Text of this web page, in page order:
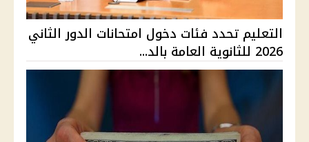
التعليم تحدد فئات دخول امتحانات الدور الثاني
2026 للثانوية العامة بالد...